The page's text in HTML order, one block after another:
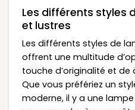
Les différents styles
et lustres
Les différents styles de
offrent une multitude
touche d’originalité et de
Que vous préfériez un
moderne, il y a une